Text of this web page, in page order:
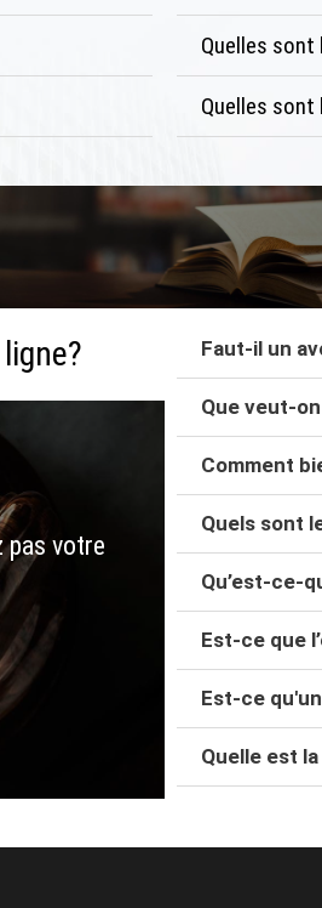
Quelles
Quelles sont
pas votre
Faut-il un
Que veut-
Comment
Quels sont
Qu’est-ce-
Est-ce que
Est-ce
Quelle est